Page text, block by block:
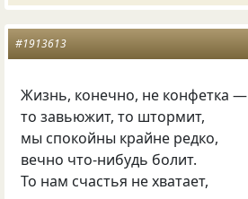
#1913613
Жизнь, конечно, не конфетка —
то завьюжит, то штормит,
мы спокойны крайне редко,
вечно что-нибудь болит.
То нам счастья не хватает,